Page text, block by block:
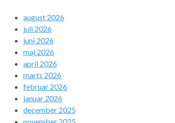
august 2026
juli 2026
juni 2026
maj 2026
april 2026
marts 2026
februar 2026
januar 2026
december 2025